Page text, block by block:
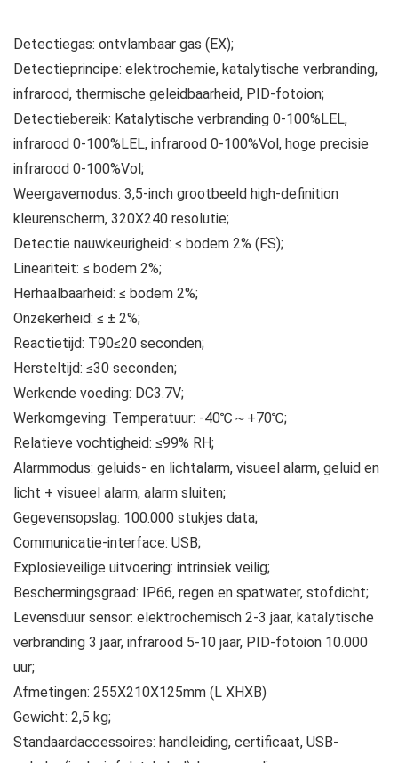
Detectiegas: ontvlambaar gas (EX);
Detectieprincipe: elektrochemie, katalytische verbranding,
infrarood, thermische geleidbaarheid, PID-fotoion;
Detectiebereik: Katalytische verbranding 0-100%LEL,
infrarood 0-100%LEL, infrarood 0-100%Vol, hoge precisie
infrarood 0-100%Vol;
Weergavemodus: 3,5-inch grootbeeld high-definition
kleurenscherm, 320X240 resolutie;
Detectie nauwkeurigheid: ≤ bodem 2% (FS);
Lineariteit: ≤ bodem 2%;
Herhaalbaarheid: ≤ bodem 2%;
Onzekerheid: ≤ ± 2%;
Reactietijd: T90≤20 seconden;
Hersteltijd: ≤30 seconden;
Werkende voeding: DC3.7V;
Werkomgeving: Temperatuur: -40℃～+70℃;
Relatieve vochtigheid: ≤99% RH;
Alarmmodus: geluids- en lichtalarm, visueel alarm, geluid en
licht + visueel alarm, alarm sluiten;
Gegevensopslag: 100.000 stukjes data;
Communicatie-interface: USB;
Explosieveilige uitvoering: intrinsiek veilig;
Beschermingsgraad: IP66, regen en spatwater, stofdicht;
Levensduur sensor: elektrochemisch 2-3 jaar, katalytische
verbranding 3 jaar, infrarood 5-10 jaar, PID-fotoion 10.000
uur;
Afmetingen: 255X210X125mm (L XHXB)
Gewicht: 2,5 kg;
Standaardaccessoires: handleiding, certificaat, USB-